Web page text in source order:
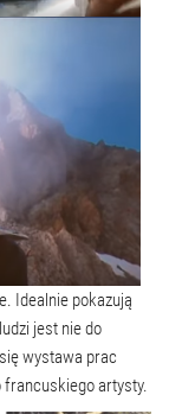
Idealnie pokazują
jest nie do
wystawa prac
francuskiego artysty.